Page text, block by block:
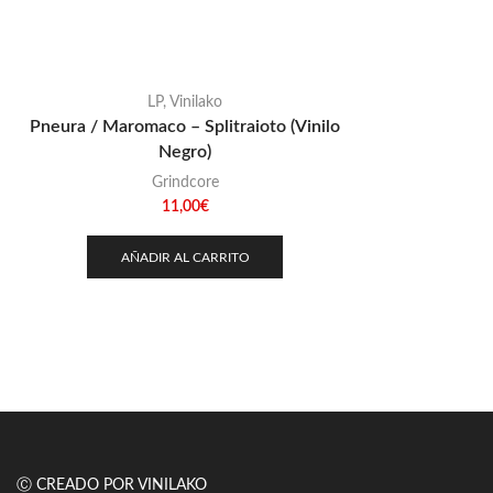
LP, Vinilako
Pneura / Maromaco – Splitraioto (Vinilo
Negro)
Grindcore
11,00€
AÑADIR AL CARRITO
Ⓒ CREADO POR VINILAKO